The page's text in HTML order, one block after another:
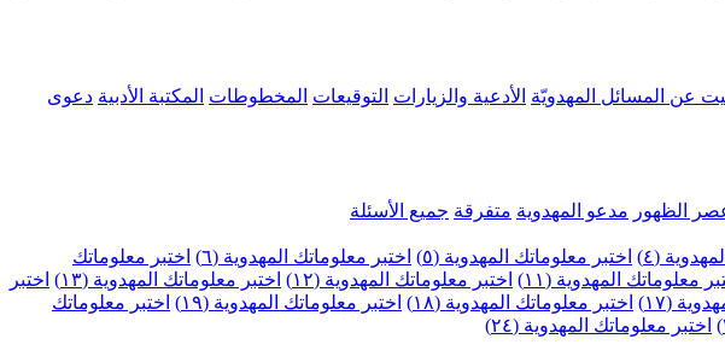
عن المسائل المهدويّة الأدعية والزيارات التوقيعات المخطوطات المكتبة الأدبية دعوى
الظهور مدعو المهدوية متفرقة جميع الأسئلة
(٤) اختبر معلوماتك المهدوية (٥) اختبر معلوماتك المهدوية (٦)
اختبر معلوماتك
معلوماتك المهدوية (١١) اختبر معلوماتك المهدوية (١٢) اختبر معلوماتك المهدوية (١٣)
اختبر
(١٧) اختبر معلوماتك المهدوية (١٨) اختبر معلوماتك المهدوية (١٩)
اختبر معلوماتك
اختبر معلوماتك المهدوية (٢٤)